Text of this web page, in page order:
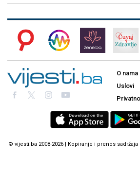
O nama
Uslovi
© vijesti.ba 2008-2026 | Kopiranje i prenos